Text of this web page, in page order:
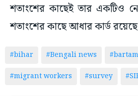
শতাংশের কাছেই তার একটিও
শতাংশের কাছে আধার কার্ড
#bihar #Bengali news
#migrant workers
#survey